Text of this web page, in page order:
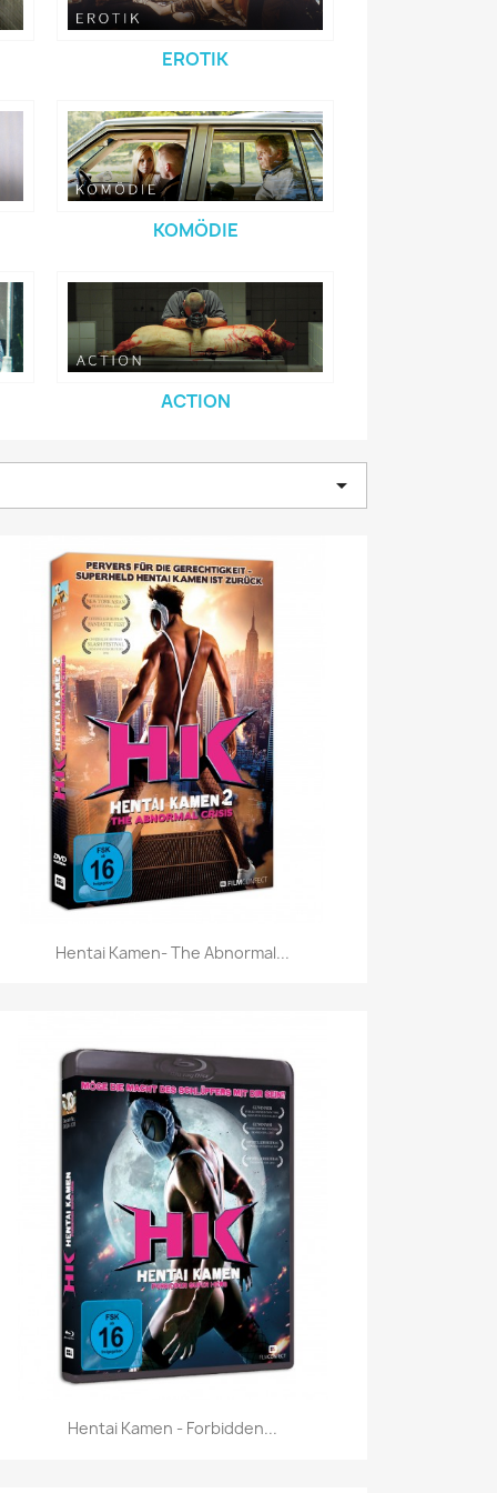
EROTIK
KOMÖDIE
ACTION

Vorschau
Hentai Kamen- The Abnormal...
Vorschau
Hentai Kamen - Forbidden...